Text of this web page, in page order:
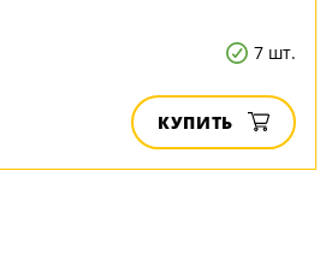
7 шт.
КУПИТЬ